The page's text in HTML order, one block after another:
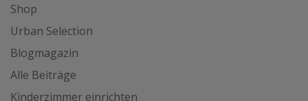
Shop
Urban Selection
Blogmagazin
Alle Beiträge
Kinderzimmer einrichten